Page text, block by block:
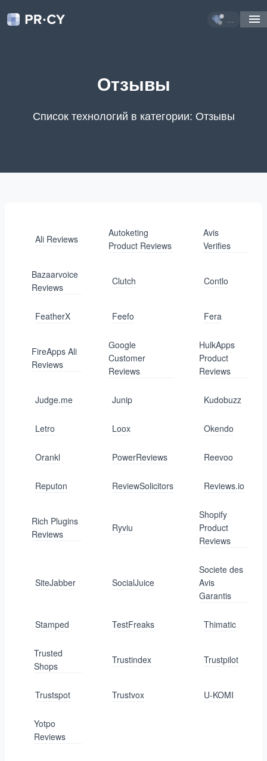
...
Отзывы
Список технологий в категории: Отзывы
Ali Reviews
Autoketing
Product Reviews
Avis
Verifies
Bazaarvoice
Reviews
Clutch Contlo
FeatherX Feefo Fera
FireApps Ali
Reviews
Google
Customer
Reviews
HulkApps
Product
Reviews
Judge.me Junip Kudobuzz
Letro Loox Okendo
Orankl PowerReviews Reevoo
Reputon ReviewSolicitors Reviews.io
Rich Plugins
Reviews
Ryviu
Shopify
Product
Reviews
SiteJabber SocialJuice
Societe des
Avis
Garantis
Stamped TestFreaks Thimatic
Trusted
Shops
Trustindex Trustpilot
Trustspot Trustvox U-KOMI
Yotpo
Reviews